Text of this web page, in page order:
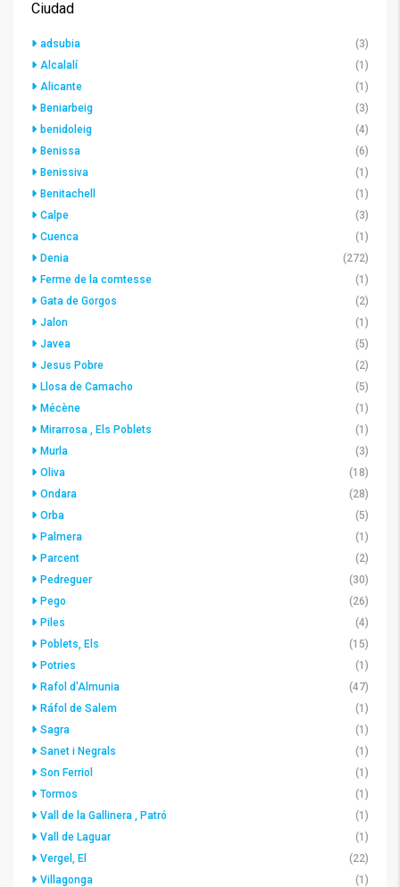
Ciudad
adsubia
(3)
Alcalalí
(1)
Alicante
(1)
Beniarbeig
(3)
benidoleig
(4)
Benissa
(6)
Benissiva
(1)
Benitachell
(1)
Calpe
(3)
Cuenca
(1)
Denia
(272)
Ferme de la comtesse
(1)
Gata de Gorgos
(2)
Jalon
(1)
Javea
(5)
Jesus Pobre
(2)
Llosa de Camacho
(5)
Mécène
(1)
Mirarrosa , Els Poblets
(1)
Murla
(3)
Oliva
(18)
Ondara
(28)
Orba
(5)
Palmera
(1)
Parcent
(2)
Pedreguer
(30)
Pego
(26)
Piles
(4)
Poblets, Els
(15)
Potries
(1)
Rafol d'Almunia
(47)
Ráfol de Salem
(1)
Sagra
(1)
Sanet i Negrals
(1)
Son Ferriol
(1)
Tormos
(1)
Vall de la Gallinera , Patró
(1)
Vall de Laguar
(1)
Vergel, El
(22)
Villagonga
(1)